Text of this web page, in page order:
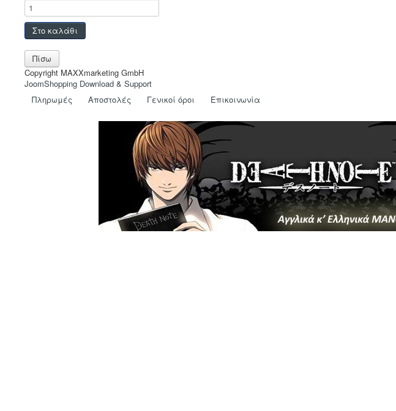
Copyright MAXXmarketing GmbH
JoomShopping Download & Support
Πληρωμές
Αποστολές Γενικοί όροι Eπικοινωνία